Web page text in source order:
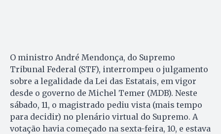
O ministro André Mendonça, do Supremo
Tribunal Federal (STF), interrompeu o julgamento
sobre a legalidade da Lei das Estatais, em vigor
desde o governo de Michel Temer (MDB). Neste
sábado, 11, o magistrado pediu vista (mais tempo
para decidir) no plenário virtual do Supremo. A
votação havia começado na sexta-feira, 10, e estava